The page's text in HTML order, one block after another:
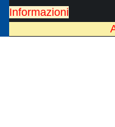
Informazioni